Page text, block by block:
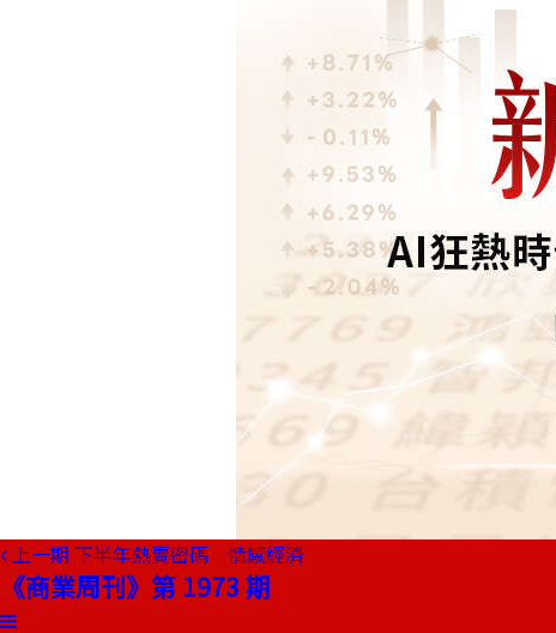
上一期 下半年熱賣密碼 情感經濟
《商業周刊》第 1973 期